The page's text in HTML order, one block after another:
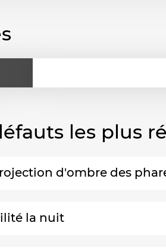
les plus
d'ombre des
la nuit